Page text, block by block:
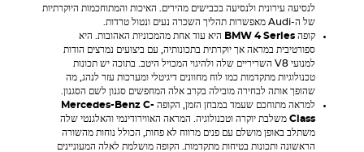
לנסיעה עירונית ולנסיעה בכבישים מהירים. האיכות והמתוחכמות היוקרתיות
של ה-Audi מאפשרות תהליך השכרה נעים ונטול טרדות.
קופה BMW 4 Series היא עוד אחת מהמכוניות האהובות. היא
ספורטיבית במראה אך יוקרתית בתכונותיה, עם ביצועים נמרצים הודות
למנועי V8 השריריים שלה ולהיגוי המכויל היטב. בתוכה יש תכונות
טכנולוגיות מתקדמות כמו לוח מחוונים דיגיטלי ומערכות עזר לנהג, מה
שהופך אותה לבחירה מובילה בקרב אלה המחפשים סגנון לשם הסגנון.
למראה מתוחכם שעמד במבחן הזמן, הקופה Mercedes-Benz C-
Class משלבת יוקרה וטכנולוגיה. המראה האווירודינמי והאלגנטי שלה
משתלב באופן מושלם עם פנים מרווח לא פחות, הכולל נוחות מהשורה
הראשונה ותכונות בטיחות מתקדמות. הקופה מושלמת לאלה המעוניינים